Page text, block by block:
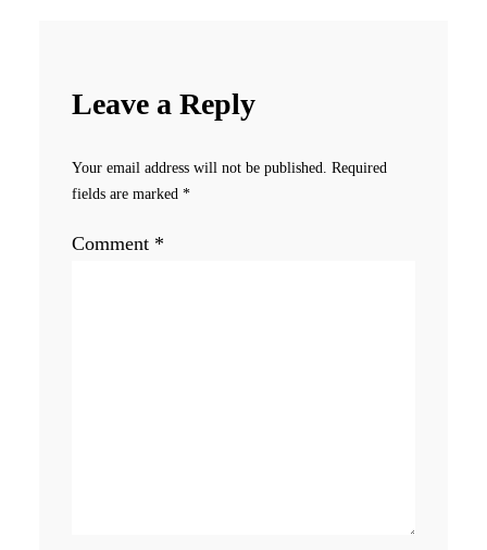
Leave a Reply
Your email address will not be published.
Required
fields are marked *
Comment *